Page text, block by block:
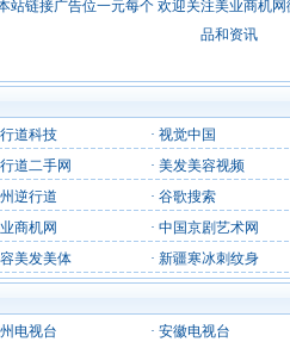
站链接广告位一元每个 欢迎关注美业商机
品和资讯
道科技 · 视觉中国
道二手网 · 美发美容视频
逆行道 · 谷歌搜索
商机网 · 中国京剧艺术网
美发美体 · 新疆寒冰刺纹身
电视台 · 安徽电视台